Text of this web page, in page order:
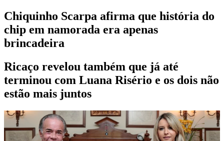
Chiquinho Scarpa afirma que história do
chip em namorada era apenas
brincadeira
Ricaço revelou também que já até
terminou com Luana Risério e os dois não
estão mais juntos